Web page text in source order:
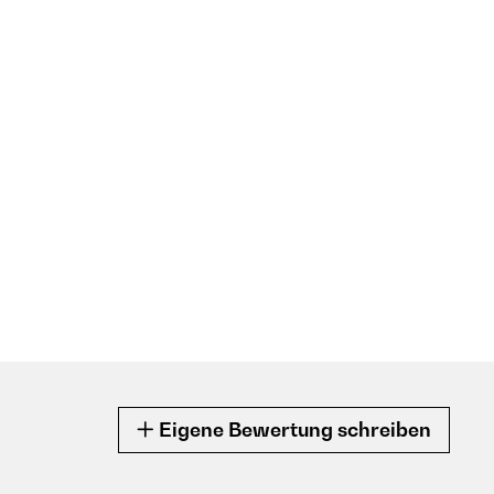
Eigene Bewertung schreiben